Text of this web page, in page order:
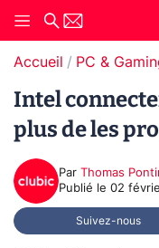
Accueil PC &
Intel
plus de les
Par Thomas
Publié le 02
Suivez-nous